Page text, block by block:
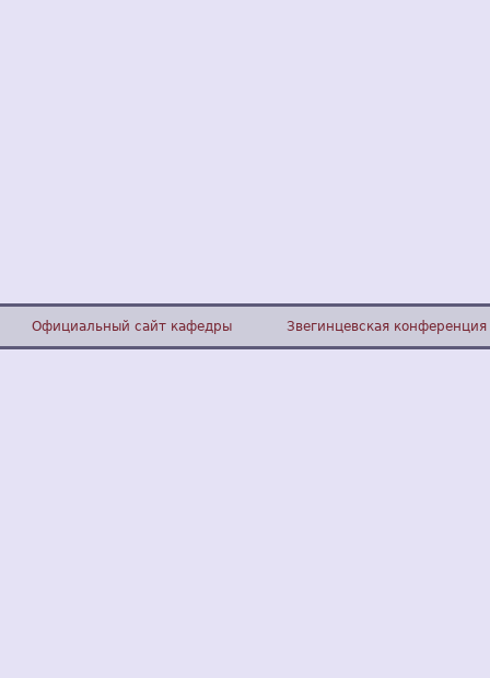
Официальный сайт кафедры Звегинцевская конференция